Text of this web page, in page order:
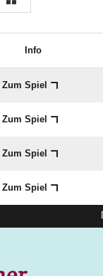
Info
Zum Spiel
Zum Spiel
Zum Spiel
Zum Spiel